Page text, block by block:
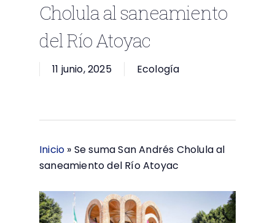
Cholula al saneamiento
del Río Atoyac
11 junio, 2025 Ecología
Inicio » Se suma San Andrés Cholula al
saneamiento del Río Atoyac